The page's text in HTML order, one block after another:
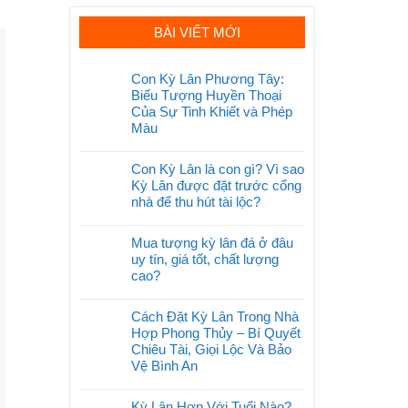
BÀI VIẾT MỚI
Con Kỳ Lân Phương Tây:
Biểu Tượng Huyền Thoại
Của Sự Tinh Khiết và Phép
Màu
Con Kỳ Lân là con gì? Vì sao
Kỳ Lân được đặt trước cổng
nhà để thu hút tài lộc?
Mua tượng kỳ lân đá ở đâu
uy tín, giá tốt, chất lượng
cao?
Cách Đặt Kỳ Lân Trong Nhà
Hợp Phong Thủy – Bí Quyết
Chiêu Tài, Giọi Lộc Và Bảo
Vệ Bình An